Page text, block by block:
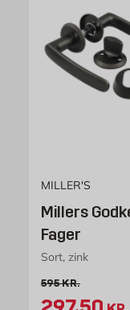
MILLER'S
Millers
Fager
Sort, zink
Gammel pris 595
595KR.